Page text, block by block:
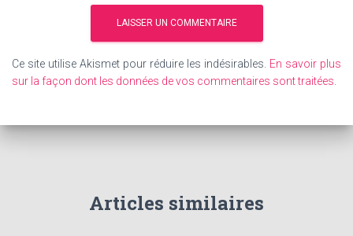
Ce site utilise Akismet pour réduire les indésirables. En savoir plus
sur la façon dont les données de vos commentaires sont traitées
Articles similaires